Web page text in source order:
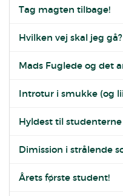
Tag magten tilbage!
Hvilken vej skal jeg gå?
Mads Fuglede og det
Introtur i smukke (og
Hyldest til studenterne
Dimission i strålende
Årets første student!